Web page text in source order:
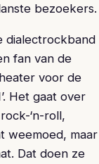
bezoekers.
dialectrockband
fan van de
voor de
Het gaat over
‘n-roll,
weemoed, maar
Dat doen ze